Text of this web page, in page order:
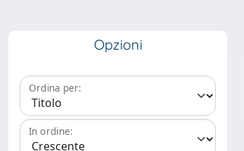
Opzioni
Ordina per:
In ordine: